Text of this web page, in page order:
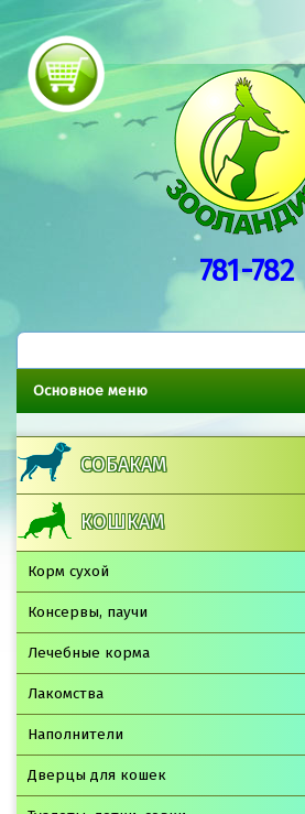
781-782
Основное меню
СОБАКАМ
КОШКАМ
Корм сухой
Консервы, паучи
Лечебные корма
Лакомства
Наполнители
Дверцы для кошек